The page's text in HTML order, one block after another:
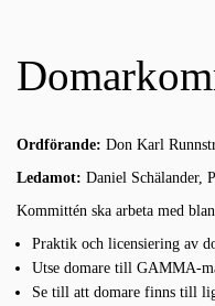
Ordförande: Don Karl
Ledamot: Daniel Schälander,
Kommittén ska arbeta med
Praktik och licensiering av
Utse domare till GAMMA-
Se till att domare finns till